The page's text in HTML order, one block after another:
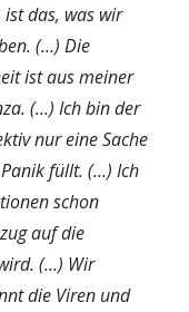
das, was wir
(…) Die
ist aus meiner
(…) Ich bin der
nur eine Sache
füllt. (…) Ich
schon
auf die
(…) Wir
die Viren und